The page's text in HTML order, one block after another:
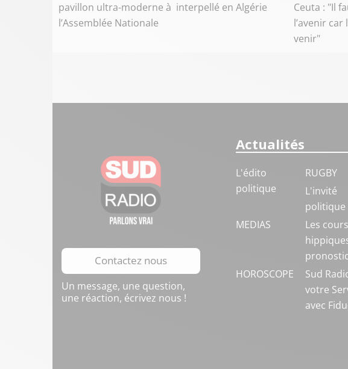
pavillon ultra-moderne à
l’Assemblée Nationale
interpellé en Algérie
Ceuta : "Il
l’avenir car
venir"
Contactez nous
Un message, une question,
une réaction, écrivez nous !
Actualités
L'édito
politique
RUGBY
L'invité
politique
MEDIAS
Les
HOROSCOPE
Sud
votre
avec